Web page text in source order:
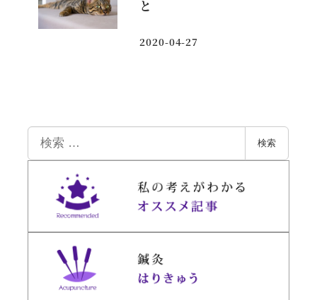
と
投稿日
2020-04-27
索
検索